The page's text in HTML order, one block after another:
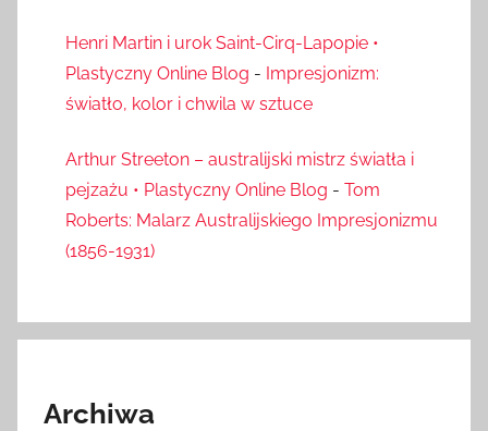
Henri Martin i urok Saint-Cirq-Lapopie •
Plastyczny Online Blog - Impresjonizm:
światło, kolor i chwila w sztuce
Arthur Streeton – australijski mistrz światła i
pejzażu • Plastyczny Online Blog - Tom
Roberts: Malarz Australijskiego Impresjonizmu
(1856-1931)
Archiwa